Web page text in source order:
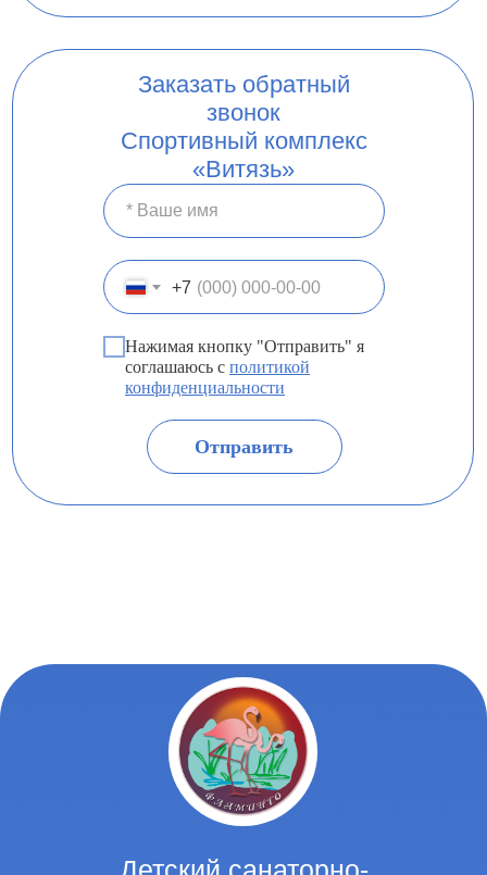
Заказать обратный
звонок
Спортивный комплекс
«Витязь»
+7
Нажимая кнопку "Отправить" я
соглашаюсь с политикой
конфиденциальности
Отправить